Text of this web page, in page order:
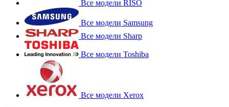
Все модели RISO
Все модели Samsung
Все модели Sharp
Все модели Toshiba
Все модели Xerox